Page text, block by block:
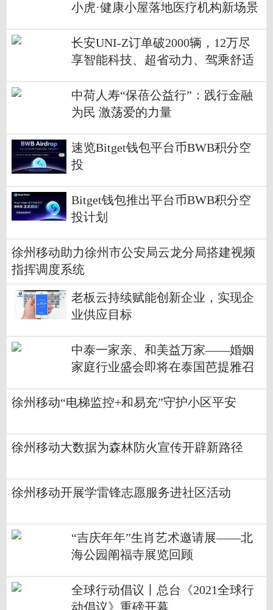
小虎·健康小屋落地医疗机构新场景
长安UNI-Z订单破2000辆，12万尽
享智能科技、超省动力、驾乘舒适
中荷人寿“保蓓公益行”：践行金融
为民 激荡爱的力量
速览Bitget钱包平台币BWB积分空
投
Bitget钱包推出平台币BWB积分空
投计划
徐州移动助力徐州市公安局云龙分局搭建视频
指挥调度系统
老板云持续赋能创新企业，实现企
业供应目标
中泰一家亲、和美益万家——婚姻
家庭行业盛会即将在泰国芭提雅召
徐州移动“电梯监控+和易充”守护小区平安
徐州移动大数据为森林防火宣传开辟新路径
徐州移动开展学雷锋志愿服务进社区活动
“吉庆年年”生肖艺术邀请展——北
海公园阐福寺展览回顾
全球行动倡议丨总台《2021全球行
动倡议》重磅开幕